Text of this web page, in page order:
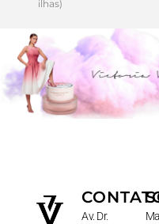
ilhas)
Av. Dr.